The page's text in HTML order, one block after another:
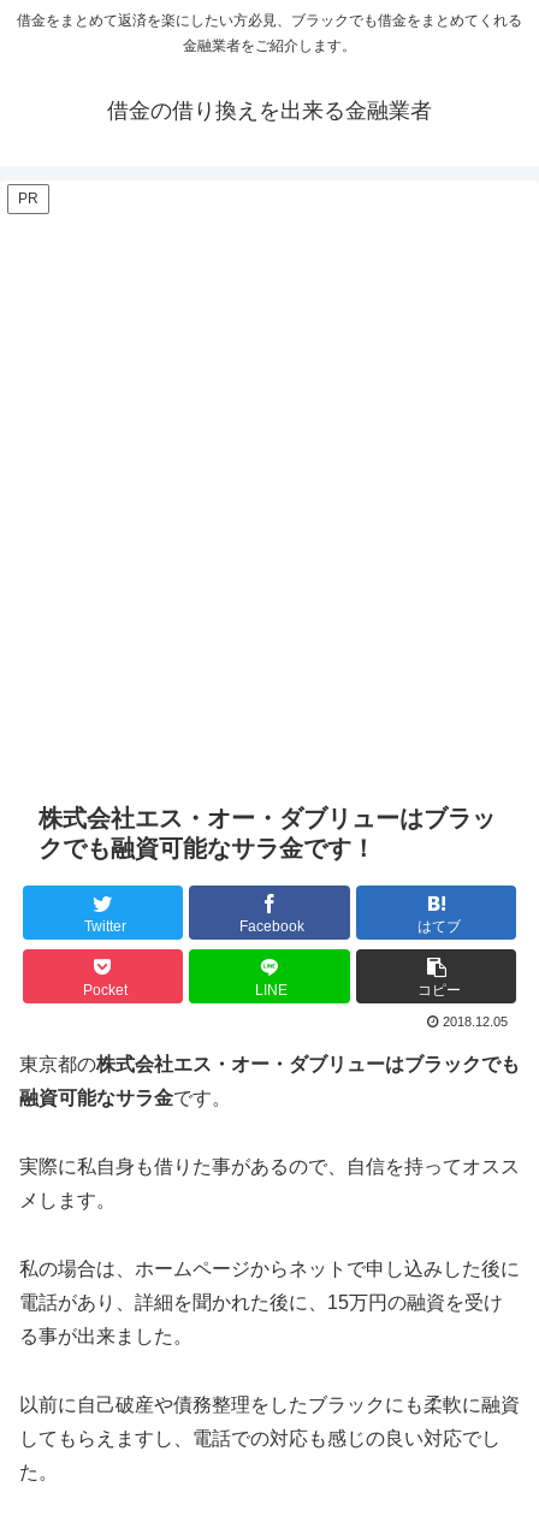
借金をまとめて返済を楽にしたい方必見、ブラックでも借金をまとめてくれる
金融業者をご紹介します。
借金の借り換えを出来る金融業者
PR
株式会社エス・オー・ダブリューはブラッ
クでも融資可能なサラ金です！
Twitter Facebook はてブ
Pocket LINE コピー
2018.12.05
東京都の株式会社エス・オー・ダブリューはブラックでも
融資可能なサラ金です。
実際に私自身も借りた事があるので、自信を持ってオスス
メします。
私の場合は、ホームページからネットで申し込みした後に
電話があり、詳細を聞かれた後に、15万円の融資を受け
る事が出来ました。
以前に自己破産や債務整理をしたブラックにも柔軟に融資
してもらえますし、電話での対応も感じの良い対応でし
た。